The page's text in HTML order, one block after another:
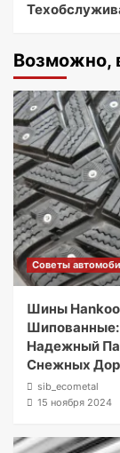
Возможно,
Советы
Шины
Надежный
Снежных
sib_ecometal
15 ноября 2024